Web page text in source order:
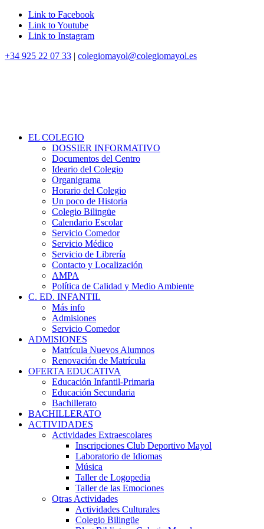
Link to Facebook
Link to Youtube
Link to Instagram
+34 925 22 07 33 | colegiomayol@colegiomayol.es
EL COLEGIO
DOSSIER INFORMATIVO
Documentos del Centro
Ideario del Colegio
Organigrama
Horario del Colegio
Un poco de Historia
Colegio Bilingüe
Calendario Escolar
Servicio Comedor
Servicio Médico
Servicio de Librería
Contacto y Localización
AMPA
Política de Calidad y Medio Ambiente
C. ED. INFANTIL
Más info
Admisiones
Servicio Comedor
ADMISIONES
Matrícula Nuevos Alumnos
Renovación de Matrícula
OFERTA EDUCATIVA
Educación Infantil-Primaria
Educación Secundaria
Bachillerato
BACHILLERATO
ACTIVIDADES
Actividades Extraescolares
Inscripciones Club Deportivo Mayol
Laboratorio de Idiomas
Música
Taller de Logopedia
Taller de las Emociones
Otras Actividades
Actividades Culturales
Colegio Bilingüe